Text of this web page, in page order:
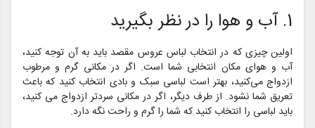
1. آب و هوا را در نظر بگیرید
اولین چیزی که در انتخاب لباس عروس مقصد باید به آن توجه کنید،
آب و هوای مکان انتخابی شما است. اگر در مکانی گرم و مرطوب
ازدواج می‌کنید، بهتر است لباسی سبک و بادی انتخاب کنید که باعث
تعریق شما نشود. از طرف دیگر، اگر در مکانی سردتر ازدواج می کنید،
باید لباسی را انتخاب کنید که شما را گرم و راحت نگه دارد.